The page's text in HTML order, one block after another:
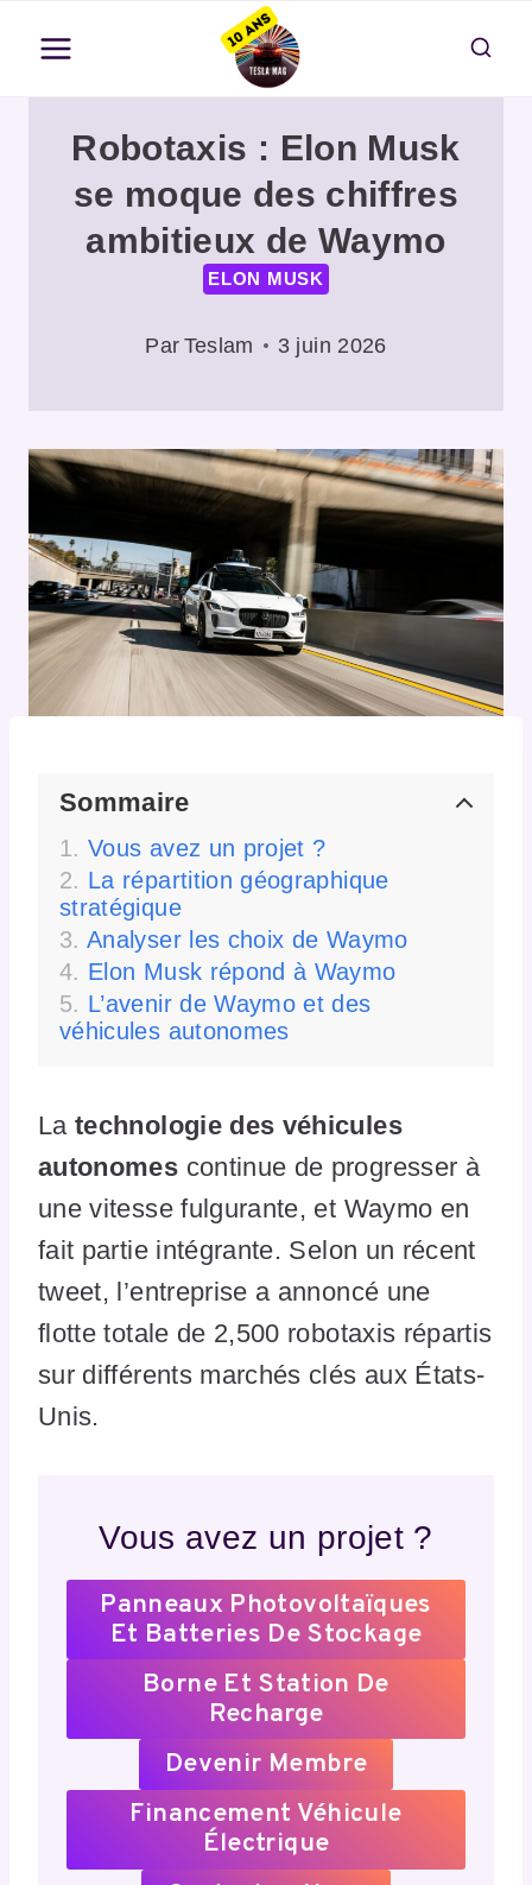
contenu
Robotaxis : Elon Musk
se moque des chiffres
ambitieux de Waymo
ELON MUSK
Par Teslam 3 juin 2026
Sommaire
Vous avez un projet ?
La répartition géographique
stratégique
Analyser les choix de Waymo
Elon Musk répond à Waymo
L’avenir de Waymo et des
véhicules autonomes
Latechnologie des véhicules
autonomes continue de progresser à
une vitesse fulgurante, et Waymo en
fait partie intégrante. Selon un récent
tweet, l’entreprise a annoncé une
flotte totale de 2,500 robotaxis répartis
sur différents marchés clés aux États-
Unis.
Vous avez un projet ?
Panneaux Photovoltaïques
Et Batteries De Stockage
Borne Et Station De
Recharge
Devenir Membre
Financement Véhicule
Électrique